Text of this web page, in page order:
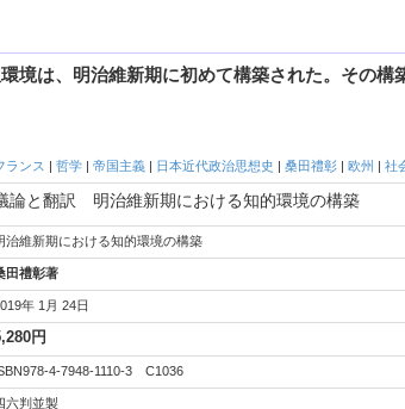
境は、明治維新期に初めて構築された。その構
ランス |哲学 |帝国主義 | 日本近代政治思想史 |桑田禮彰 |欧州 |社
論と翻訳 明治維新期における知的環境の構築
治維新期における知的環境の構築
田禮彰著
年 1月 24日
円
4-7948-1110-3 C1036
六判並製